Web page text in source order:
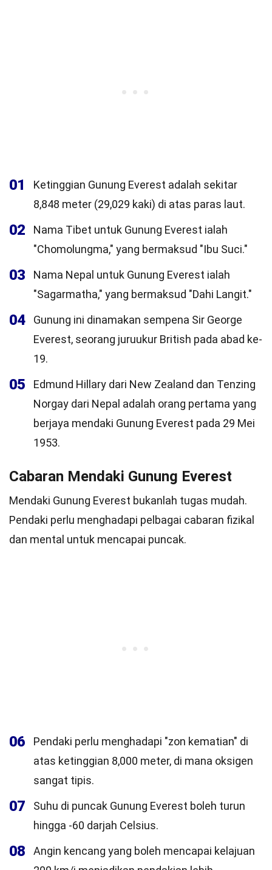
01
Ketinggian Gunung Everest adalah sekitar
8,848 meter (29,029 kaki) di atas paras laut.
02
Nama Tibet untuk Gunung Everest ialah
"Chomolungma," yang bermaksud "Ibu Suci."
03
Nama Nepal untuk Gunung Everest ialah
"Sagarmatha," yang bermaksud "Dahi Langit."
04
Gunung ini dinamakan sempena Sir George
Everest, seorang juruukur British pada abad ke-
19.
05
Edmund Hillary dari New Zealand dan Tenzing
Norgay dari Nepal adalah orang pertama yang
berjaya mendaki Gunung Everest pada 29 Mei
1953.
Cabaran Mendaki Gunung Everest
Mendaki Gunung Everest bukanlah tugas mudah.
Pendaki perlu menghadapi pelbagai cabaran fizikal
dan mental untuk mencapai puncak.
06
Pendaki perlu menghadapi "zon kematian" di
atas ketinggian 8,000 meter, di mana oksigen
sangat tipis.
07
Suhu di puncak Gunung Everest boleh turun
hingga -60 darjah Celsius.
08
Angin kencang yang boleh mencapai kelajuan